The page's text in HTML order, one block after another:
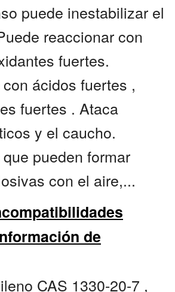
puede inestabilizar el
reaccionar con
fuertes.
ácidos fuertes ,
fuertes . Ataca
y el caucho.
pueden formar
con el aire,...
de
CAS 1330-20-7 ,